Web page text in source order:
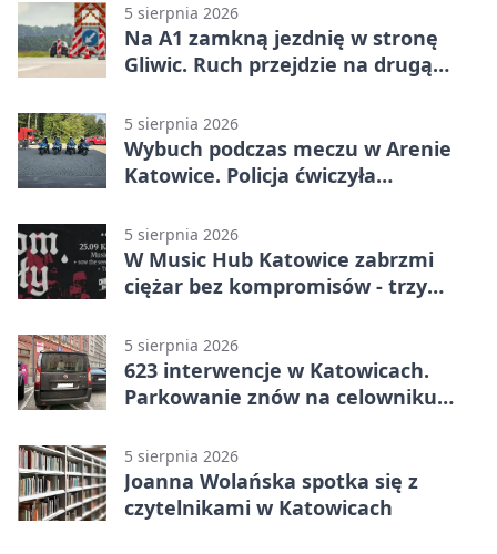
5 sierpnia 2026
Na A1 zamkną jezdnię w stronę
Gliwic. Ruch przejdzie na drugą
5 sierpnia 2026
Wybuch podczas meczu w Arenie
Katowice. Policja ćwiczyła
5 sierpnia 2026
W Music Hub Katowice zabrzmi
ciężar bez kompromisów - trzy
5 sierpnia 2026
623 interwencje w Katowicach.
Parkowanie znów na celowniku
5 sierpnia 2026
Joanna Wolańska spotka się z
czytelnikami w Katowicach